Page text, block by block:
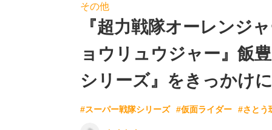
その他
『超力戦隊オーレンジ
ョウリュウジャー』飯
シリーズ』をきっかけ
#スーパー戦隊シリーズ #仮面ライダー #さとう